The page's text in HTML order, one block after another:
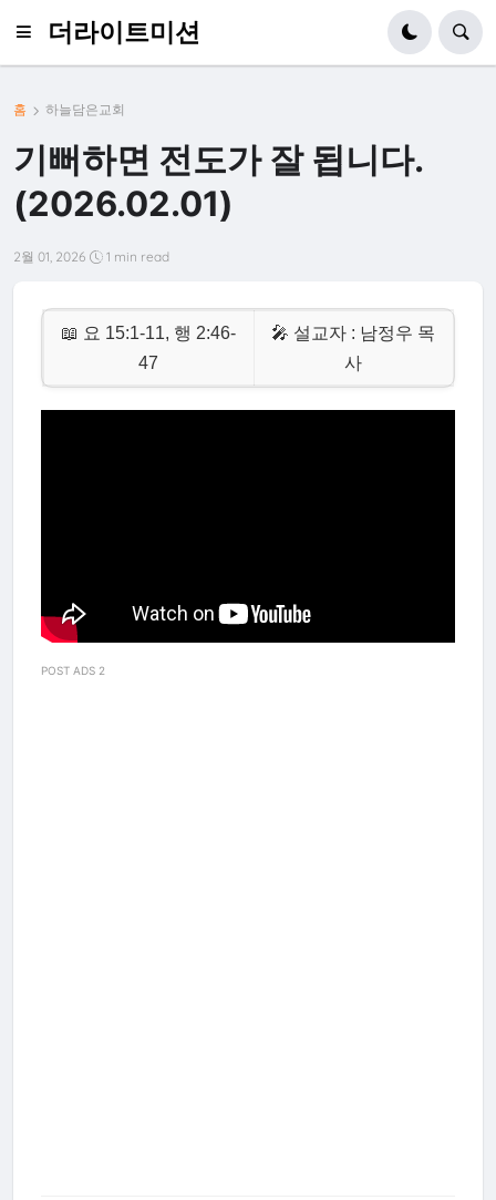
더라이트미션
홈 하늘담은교회
기뻐하면 전도가 잘 됩니다.
(2026.02.01)
2월 01, 2026 1 min read
📖 요 15:1-11, 행 2:46-
47
🎤 설교자 : 남정우 목
사
POST ADS 2